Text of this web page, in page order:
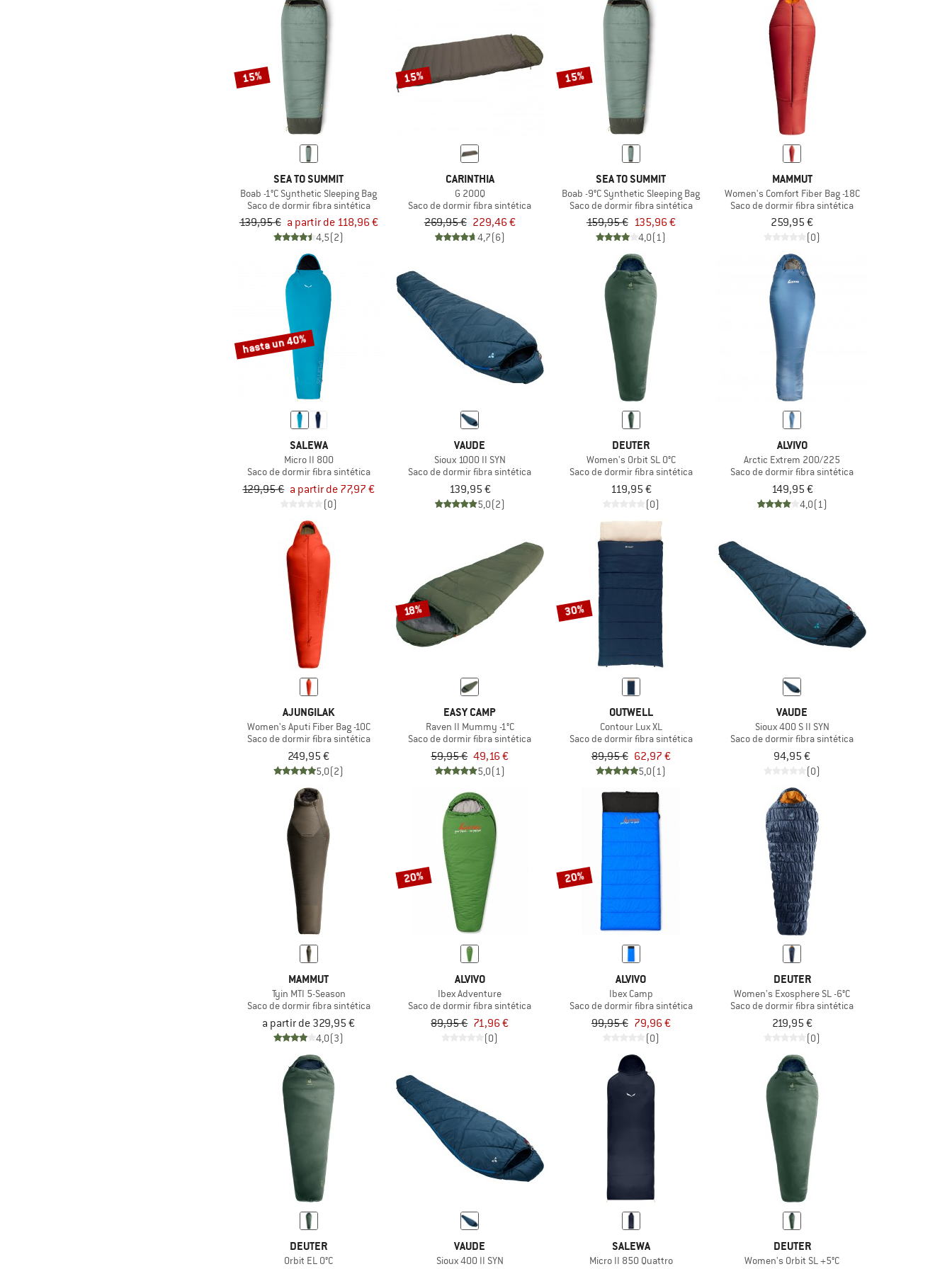
15%
SEA TO SUMMIT
Boab -1°C Synthetic Sleeping Bag
Saco de dormir fibra sintética
139,95 € a partir de 118,96 €
4,5(2)
15%
CARINTHIA
G 200Q
Saco de dormir fibra sintética
269,95 € 229,46 €
4,7(6)
15%
SEA TO SUMMIT
Boab -9°C Synthetic Sleeping Bag
Saco de dormir fibra sintética
159,95 € 135,96 €
4,0(1)
MAMMUT
Women's Comfort Fiber Bag -18C
Saco de dormir fibra sintética
259,95 €
(0)
hasta un 40%
SALEWA
Micro II 800
Saco de dormir fibra sintética
129,95 € a partir de 77,97 €
(0)
VAUDE
Sioux 1000 II SYN
Saco de dormir fibra sintética
139,95 €
5,0(2)
DEUTER
Women's Orbit SL 0°C
Saco de dormir fibra sintética
119,95 €
(0)
ALVIVO
Arctic Extrem 200/225
Saco de dormir fibra sintética
149,95 €
4,0(1)
AJUNGILAK
Women's Aputi Fiber Bag -10C
Saco de dormir fibra sintética
249,95 €
5,0(2)
18%
EASY CAMP
Raven II Mummy -1°C
Saco de dormir fibra sintética
59,95 € 49,16 €
5,0(1)
30%
OUTWELL
Contour Lux XL
Saco de dormir fibra sintética
89,95 € 62,97 €
5,0(1)
VAUDE
Sioux 400 S II SYN
Saco de dormir fibra sintética
94,95 €
(0)
MAMMUT
Tyin MTI 5-Season
Saco de dormir fibra sintética
a partir de 329,95 €
4,0(3)
20%
ALVIVO
Ibex Adventure
Saco de dormir fibra sintética
89,95 € 71,96 €
(0)
20%
ALVIVO
Ibex Camp
Saco de dormir fibra sintética
99,95 € 79,96 €
(0)
DEUTER
Women's Exosphere SL -6°C
Saco de dormir fibra sintética
219,95 €
(0)
DEUTER
Orbit EL 0°C
VAUDE
Sioux 400 II SYN
SALEWA
Micro II 850 Quattro
DEUTER
Women's Orbit SL +5°C